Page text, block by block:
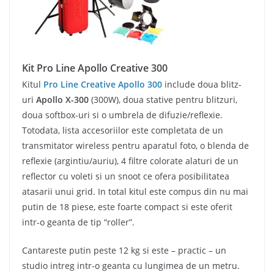
Kit Pro Line Apollo Creative 300
Kitul Pro Line Creative Apollo 300 include doua blitz-
uri Apollo X-300 (300W), doua stative pentru blitzuri,
doua softbox-uri si o umbrela de difuzie/reflexie.
Totodata, lista accesoriilor este completata de un
transmitator wireless pentru aparatul foto, o blenda de
reflexie (argintiu/auriu), 4 filtre colorate alaturi de un
reflector cu voleti si un snoot ce ofera posibilitatea
atasarii unui grid. In total kitul este compus din nu mai
putin de 18 piese, este foarte compact si este oferit
intr-o geanta de tip “roller”.
Cantareste putin peste 12 kg si este – practic – un
studio intreg intr-o geanta cu lungimea de un metru.